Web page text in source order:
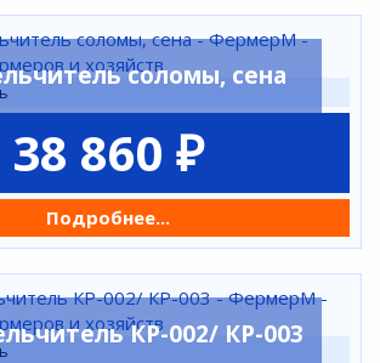
соломы, сена
38 860 ₽
Подробнее...
КР-002/ КР-003